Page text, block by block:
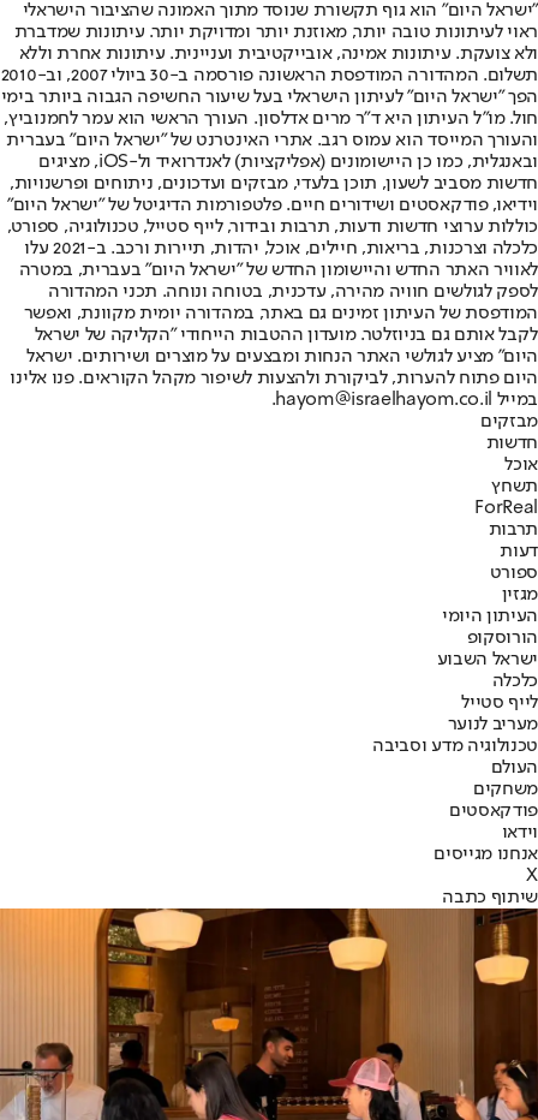
"ישראל היום" הוא גוף תקשורת שנוסד מתוך האמונה שהציבור הישראלי
ראוי לעיתונות טובה יותר, מאוזנת יותר ומדויקת יותר. עיתונות שמדברת
ולא צועקת. עיתונות אמינה, אובייקטיבית ועניינית. עיתונות אחרת וללא
תשלום. המהדורה המודפסת הראשונה פורסמה ב-30 ביולי 2007, וב-2010
הפך "ישראל היום" לעיתון הישראלי בעל שיעור החשיפה הגבוה ביותר בימי
חול. מו"ל העיתון היא ד"ר מרים אדלסון. העורך הראשי הוא עמר לחמנוביץ,
והעורך המייסד הוא עמוס רגב. אתרי האינטרנט של "ישראל היום" בעברית
ובאנגלית, כמו כן היישומונים (אפליקציות) לאנדרואיד ול-iOS, מציגים
חדשות מסביב לשעון, תוכן בלעדי, מבזקים ועדכונים, ניתוחים ופרשנויות,
וידיאו, פודקאסטים ושידורים חיים. פלטפורמות הדיגיטל של "ישראל היום"
כוללות ערוצי חדשות ודעות, תרבות ובידור, לייף סטייל, טכנולוגיה, ספורט,
כלכלה וצרכנות, בריאות, חיילים, אוכל, יהדות, תיירות ורכב. ב-2021 עלו
לאוויר האתר החדש והיישומון החדש של "ישראל היום" בעברית, במטרה
לספק לגולשים חוויה מהירה, עדכנית, בטוחה ונוחה. תכני המהדורה
המודפסת של העיתון זמינים גם באתר, במהדורה יומית מקוונת, ואפשר
לקבל אותם גם בניוזלטר. מועדון ההטבות הייחודי "הקליקה של ישראל
היום" מציע לגולשי האתר הנחות ומבצעים על מוצרים ושירותים. ישראל
היום פתוח להערות, לביקורת ולהצעות לשיפור מקהל הקוראים. פנו אלינו
במייל hayom@israelhayom.co.il.
מבזקים
חדשות
אוכל
תשחץ
ForReal
תרבות
דעות
ספורט
מגזין
העיתון היומי
הורוסקופ
ישראל השבוע
כלכלה
לייף סטייל
מעריב לנוער
טכנולוגיה מדע וסביבה
העולם
משחקים
פודקאסטים
וידאו
אנחנו מגייסים
X
שיתוף כתבה